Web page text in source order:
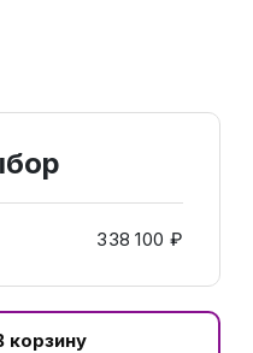
338 100 ₽
корзину